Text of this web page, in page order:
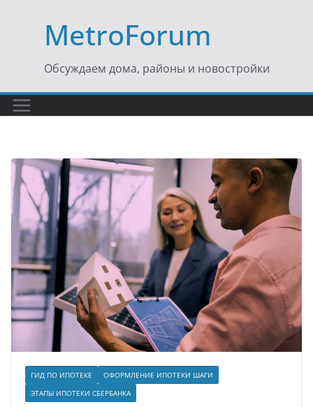
содержимомуMetroForum
Обсуждаем дома, районы и новостройки
ГИД ПО ИПОТЕКЕ
ОФОРМЛЕНИЕ ИПОТЕКИ ШАГИ
ЭТАПЫ ИПОТЕКИ СБЕРБАНКА